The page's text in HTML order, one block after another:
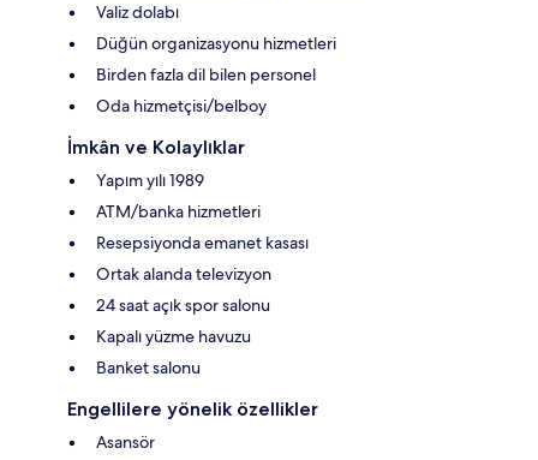
Valiz dolabı
Düğün organizasyonu hizmetleri
Birden fazla dil bilen personel
Oda hizmetçisi/belboy
İmkân ve Kolaylıklar
Yapım yılı 1989
ATM/banka hizmetleri
Resepsiyonda emanet kasası
Ortak alanda televizyon
24 saat açık spor salonu
Kapalı yüzme havuzu
Banket salonu
Engellilere yönelik özellikler
Asansör